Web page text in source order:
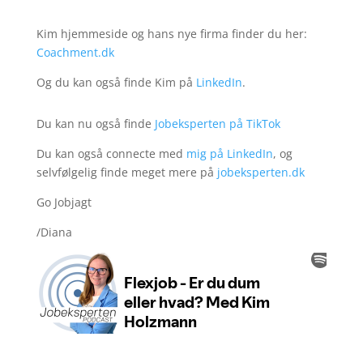
Kim hjemmeside og hans nye firma finder du her:
Coachment.dk
Og du kan også finde Kim på LinkedIn.
Du kan nu også finde Jobeksperten på TikTok
Du kan også connecte med mig på LinkedIn, og
selvfølgelig finde meget mere på jobeksperten.dk
Go Jobjagt
/Diana